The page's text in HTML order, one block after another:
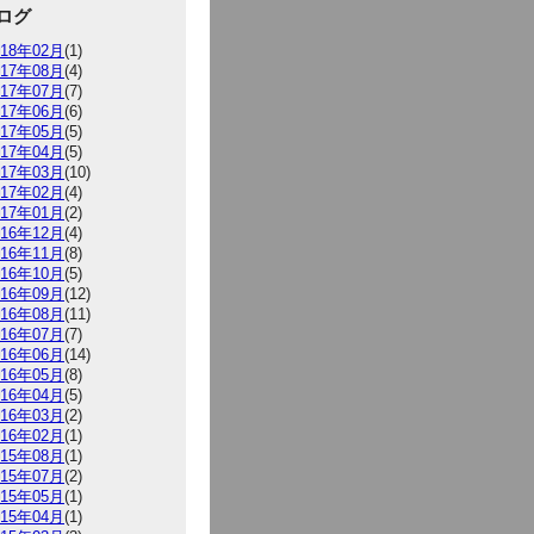
グ
年02月 (1)
年08月 (4)
年07月 (7)
年06月 (6)
年05月 (5)
年04月 (5)
年03月 (10)
年02月 (4)
年01月 (2)
年12月 (4)
年11月 (8)
年10月 (5)
年09月 (12)
年08月 (11)
年07月 (7)
年06月 (14)
年05月 (8)
年04月 (5)
年03月 (2)
年02月 (1)
年08月 (1)
年07月 (2)
年05月 (1)
年04月 (1)